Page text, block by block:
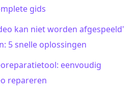
gids
kan niet worden afgespeeld'
5 snelle oplossingen
eenvoudig
repareren